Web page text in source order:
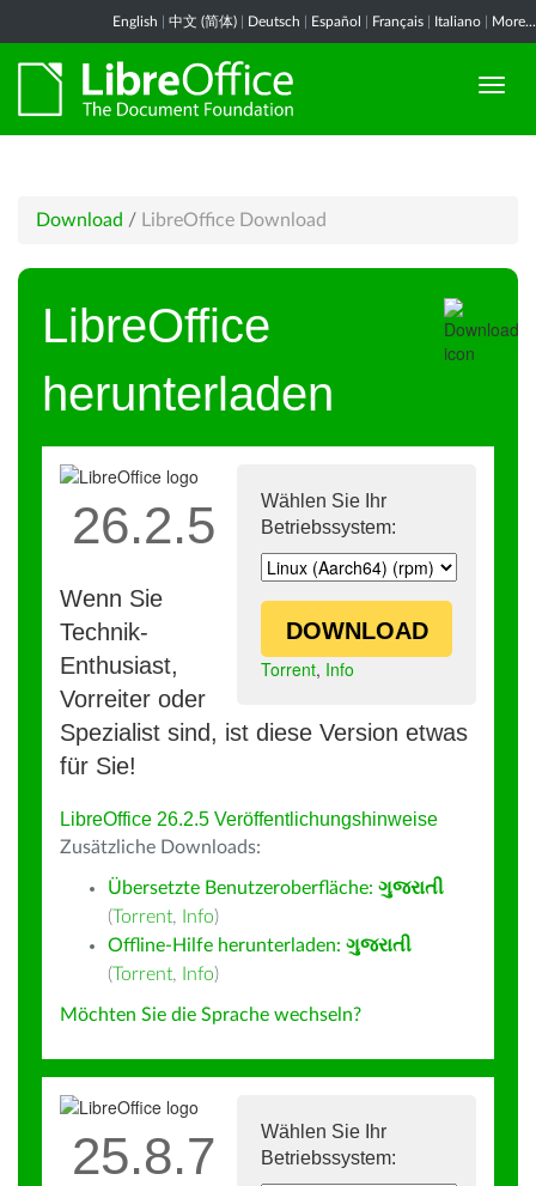
English 中文 (简体) Deutsch Español Français Italiano More...
Download / LibreOffice Download
LibreOffice
herunterladen
Wählen Sie Ihr
Betriebssystem:
DOWNLOAD
Torrent, Info
26.2.5
Wenn Sie
Technik-
Enthusiast,
Vorreiter oder
Spezialist sind, ist diese Version etwas
für Sie!
LibreOffice 26.2.5 Veröffentlichungshinweise
Zusätzliche Downloads:
Übersetzte Benutzeroberfläche: ગુજરાતી
(Torrent, Info)
Offline-Hilfe herunterladen: ગુજરાતી
(Torrent, Info)
Möchten Sie die Sprache wechseln?
Wählen Sie Ihr
Betriebssystem:
25.8.7